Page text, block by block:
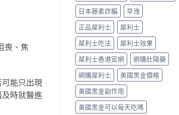
喪、焦
能只出現
時就醫進
日本藤素詐騙
早洩
正品犀利士
犀利士
犀利士吃法
犀利士效果
犀利士香港官網
網購壯陽藥
網購犀利士
美國黑金價格
美國黑金副作用
美國黑金可以每天吃嗎